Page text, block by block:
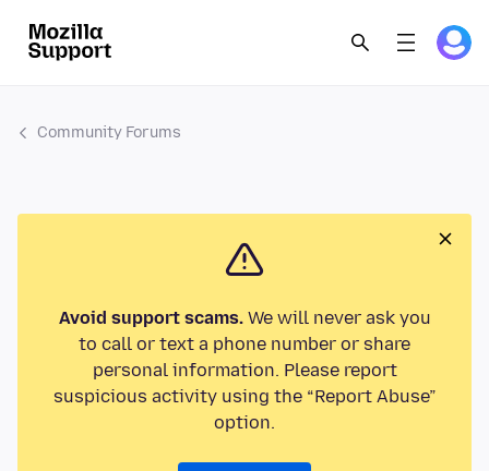
Community Forums
Avoid support scams.We will never ask you
to call or text a phone number or share
personal information. Please report
suspicious activity using the “Report Abuse”
option.